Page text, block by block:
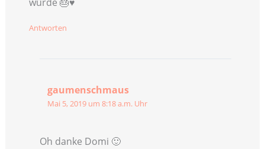
Antworten
gaumenschmaus
Mai 5, 2019 um 8:18 a.m. Uhr
Oh danke Domi 🙂